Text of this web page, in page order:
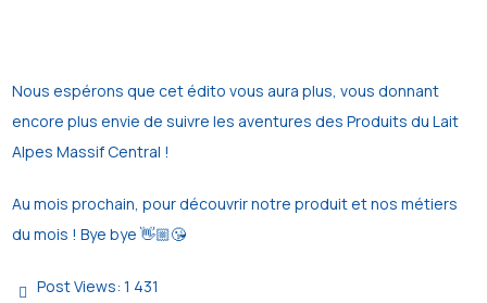
Nous espérons que cet édito vous aura plus, vous donnant
encore plus envie de suivre les aventures des Produits du Lait
Alpes Massif Central !
Au mois prochain, pour découvrir notre produit et nos métiers
du mois ! Bye bye 👋🏼😘
Post Views: 1 431